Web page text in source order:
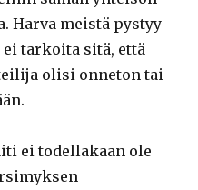
Harva meistä pystyy
tarkoita sitä, että
olisi onneton tai
ei todellakaan ole